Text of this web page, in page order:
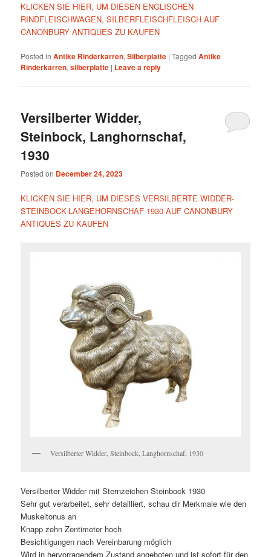
KLICKEN SIE HIER, UM DIESEN ENGLISCHEN
RINDFLEISCHWAGEN, SILBERFLEISCHFLEISCH AUF
CANONBURY ANTIQUES ZU KAUFEN
Posted in Antike Rinderkarren,Silberplatte |Tagged Antike
Rinderkarren,silberplatte | Leave a reply
Versilberter Widder,
Steinbock, Langhornschaf,
1930
Posted on December 24, 2023
KLICKEN SIE HIER, UM DIESES VERSILBERTE WIDDER-
STEINBOCK-LANGEHORNSCHAF 1930 AUF CANONBURY
ANTIQUES ZU KAUFEN
Versilberter Widder, Steinbock, Langhornschaf, 1930
Versilberter Widder mit Sternzeichen Steinbock 1930
Sehr gut verarbeitet, sehr detailliert, schau dir Merkmale wie den
Muskeltonus an
Knapp zehn Zentimeter hoch
Besichtigungen nach Vereinbarung möglich
Wird in hervorragendem Zustand angeboten und ist sofort für den